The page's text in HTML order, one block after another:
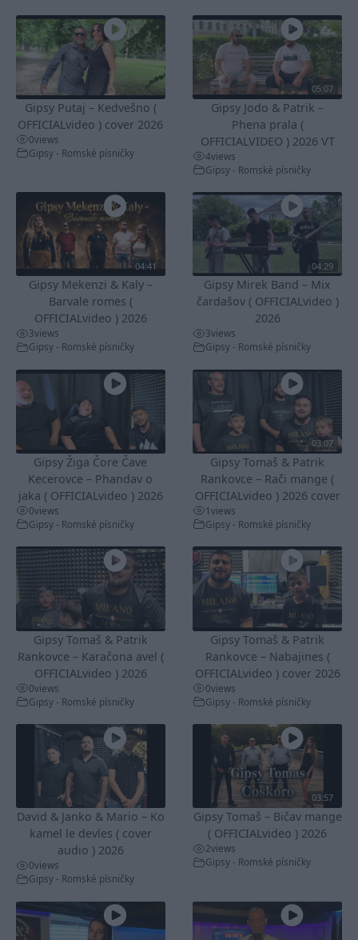
Gipsy Putaj – Kedvešno (
OFFICIALvideo ) cover 2026
0views
Gipsy - Romské písničky
05:07
Gipsy Jodo & Patrik –
Phena prala (
OFFICIALVIDEO ) 2026 VT
4views
Gipsy - Romské písničky
04:41
Gipsy Mekenzi & Kaly –
Barvale romes (
OFFICIALvideo ) 2026
3views
Gipsy - Romské písničky
04:29
Gipsy Mirek Band – Mix
čardašov ( OFFICIALvideo )
2026
3views
Gipsy - Romské písničky
Gipsy Žiga Čore Čave
Kecerovce – Phandav o
jaka ( OFFICIALvideo ) 2026
0views
Gipsy - Romské písničky
03:07
Gipsy Tomaš & Patrik
Rankovce – Rači mange (
OFFICIALvideo ) 2026 cover
1views
Gipsy - Romské písničky
Gipsy Tomaš & Patrik
Rankovce – Karačona avel (
OFFICIALvideo ) 2026
0views
Gipsy - Romské písničky
Gipsy Tomaš & Patrik
Rankovce – Nabajines (
OFFICIALvideo ) cover 2026
0views
Gipsy - Romské písničky
David & Janko & Mario – Ko
kamel le devles ( cover
audio ) 2026
0views
Gipsy - Romské písničky
03:57
Gipsy Tomaš – Bičav mange
( OFFICIALvideo ) 2026
2views
Gipsy - Romské písničky